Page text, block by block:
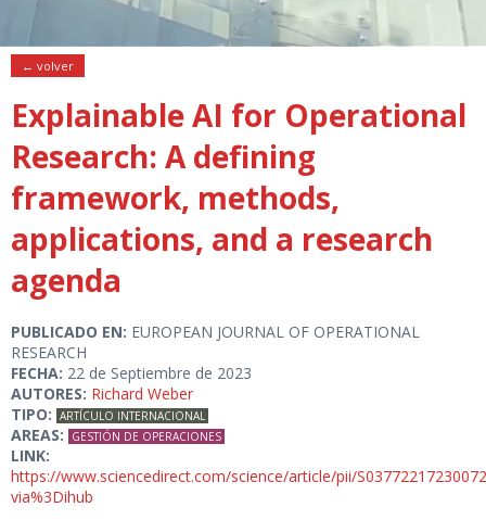
← volver
Explainable AI for Operational
Research: A defining
framework, methods,
applications, and a research
agenda
PUBLICADO EN: EUROPEAN JOURNAL OF OPERATIONAL
RESEARCH
FECHA: 22 de Septiembre de 2023
AUTORES: Richard Weber
TIPO: ARTÍCULO INTERNACIONAL
AREAS: GESTIÓN DE OPERACIONES
LINK:
https://www.sciencedirect.com/science/article/pii/
via%3Dihub